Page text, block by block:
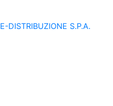
E-DISTRIBUZIONE S.P.A.